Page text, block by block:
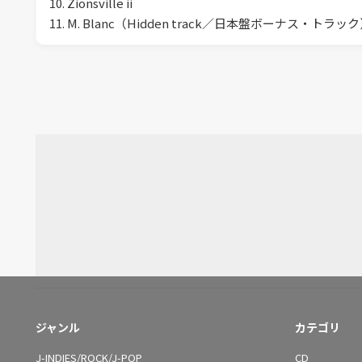
11. M. Blanc（Hidden track／日本盤ボーナス・トラック
ジャンル
J-INDIES/ROCK/J-POP
カテゴリ
CD